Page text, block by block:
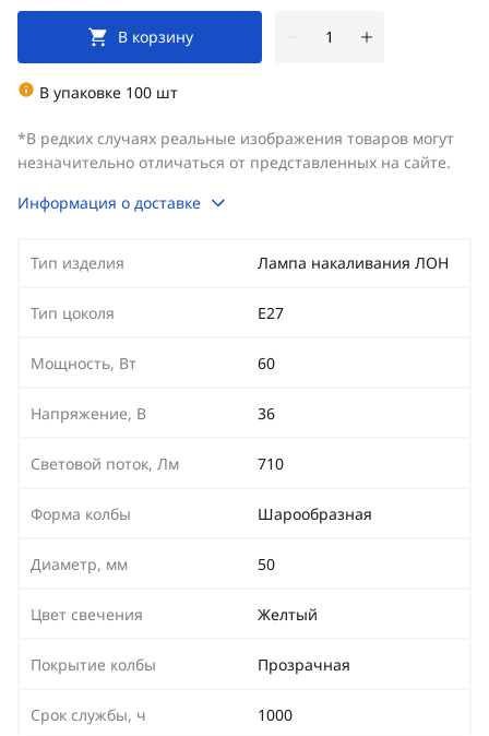
В корзину
В упаковке 100 шт
*В редких случаях реальные изображения товаров могут
незначительно отличаться от представленных на сайте.
Информация о доставке
Тип изделия Лампа накаливания ЛОН
Тип цоколя E27
Мощность, Вт 60
Напряжение, В 36
Световой поток, Лм 710
Форма колбы Шарообразная
Диаметр, мм 50
Цвет свечения Желтый
Покрытие колбы Прозрачная
Срок службы, ч 1000